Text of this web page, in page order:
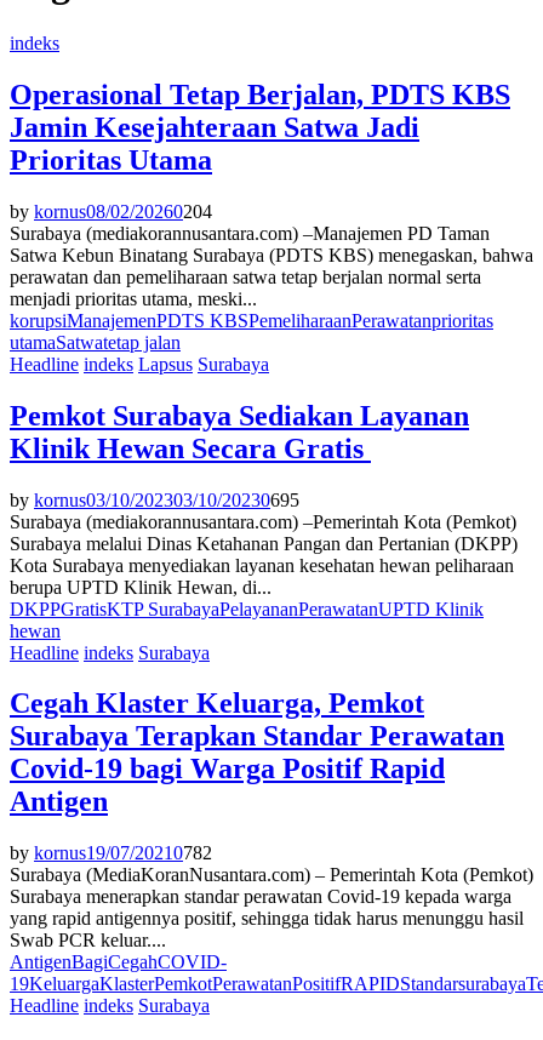
indeks
Operasional Tetap Berjalan, PDTS KBS
Jamin Kesejahteraan Satwa Jadi
Prioritas Utama
by kornus08/02/20260204
Surabaya (mediakorannusantara.com) –Manajemen PD Taman
Satwa Kebun Binatang Surabaya (PDTS KBS) menegaskan, bahwa
perawatan dan pemeliharaan satwa tetap berjalan normal serta
menjadi prioritas utama, meski...
korupsiManajemenPDTS KBSPemeliharaanPerawatanprioritas
utamaSatwatetap jalan
Headline indeks Lapsus Surabaya
Pemkot Surabaya Sediakan Layanan
Klinik Hewan Secara Gratis
by kornus03/10/202303/10/20230695
Surabaya (mediakorannusantara.com) –Pemerintah Kota (Pemkot)
Surabaya melalui Dinas Ketahanan Pangan dan Pertanian (DKPP)
Kota Surabaya menyediakan layanan kesehatan hewan peliharaan
berupa UPTD Klinik Hewan, di...
DKPPGratisKTP SurabayaPelayananPerawatanUPTD Klinik
hewan
Headline indeks Surabaya
Cegah Klaster Keluarga, Pemkot
Surabaya Terapkan Standar Perawatan
Covid-19 bagi Warga Positif Rapid
Antigen
by kornus19/07/20210782
Surabaya (MediaKoranNusantara.com) – Pemerintah Kota (Pemkot)
Surabaya menerapkan standar perawatan Covid-19 kepada warga
yang rapid antigennya positif, sehingga tidak harus menunggu hasil
Swab PCR keluar....
AntigenBagiCegahCOVID-
19KeluargaKlasterPemkotPerawatanPositifRAPIDStandarsurabaya
Headline indeks Surabaya